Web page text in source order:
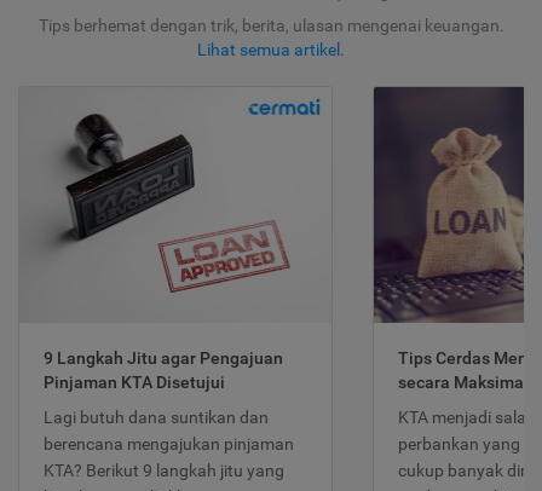
Tips berhemat dengan trik, berita, ulasan mengenai keuangan.
Lihat semua artikel .
9 Langkah Jitu agar Pengajuan
Pinjaman KTA Disetujui
Lagi butuh dana suntikan dan
berencana mengajukan pinjaman
KTA? Berikut 9 langkah jitu yang
Tips Cerdas
secara Maksimal
KTA menjadi
perbankan yang
cukup banyak